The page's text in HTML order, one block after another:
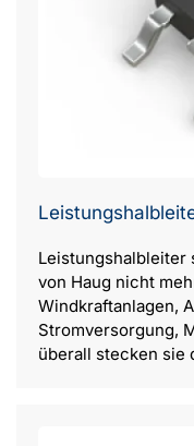
Leistungshalbleiter
von Haug nicht
Windkraftanlagen,
Stromversorgung,
überall stecken sie